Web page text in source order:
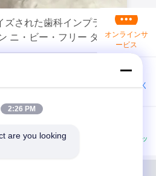
ズされた歯科インプラン
ニ・ビー・フリー タイタ
バットメント
オンラインサ
ービス
今連絡してく
ワットスアッ
2:26 PM
are you looking